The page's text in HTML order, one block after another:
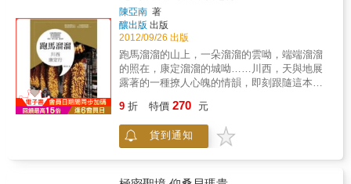
地取材，先勇猛地裝進肚腹最實在﹔至於腦
子，放空吧！只有空了大腦，才能盡情盡興地
享受貴州的貴族之氣。「貴！是一種態度！」
雖說是貴煙廣告詞延伸出來的笑話，卻讓人聯
想到貴州山間婦女的手上功夫與日常穿戴，像
田野間的一道風景，雖手腳泥濘地忙碌，卻無
法掃去頭頂玲瓏的豪華耀眼妝點。誰說「貴」
不該是一種生活態度呢？就看自己賦予「貴」
隨便走一走，到處都能感受到這份貴氣，從吃
到穿，無一不貴氣十足。本書特色不論從任何
角度或方向還是不同的路徑走進貴州，都會嚇
一跳，彷彿時光倒流，這人間還有如此畫面？
陳亞南 著
釀出版 出版
2012/09/26 出版
跑馬溜溜的山上，一朵溜溜的雲呦，端端溜溜
的照在，康定溜溜的城呦……川西，天與地展
露著的一種撩人心魄的情韻，即刻跟隨這本書
賽馬和圓圈舞蹈享受特殊風味的飲食：犛牛火
鍋、酥油茶…大雪山脈貢噶山為尊、日照金山
晨光中、冰川溜下海螺溝、大小金川紅葉金
必要一遊川西康定。本書特色四川、康定，天
9 折 特價 270 元
貨到通知